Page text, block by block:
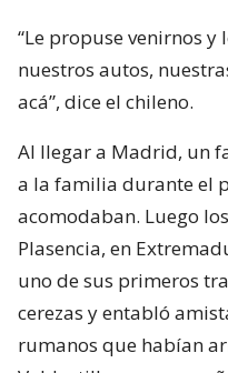
“Le propuse venirnos y
nuestros autos,
acá”, dice el chileno.
Al llegar a Madrid, un
a la familia durante el
acomodaban. Luego
Plasencia, en
uno de sus primeros
cerezas y entabló
rumanos que habían